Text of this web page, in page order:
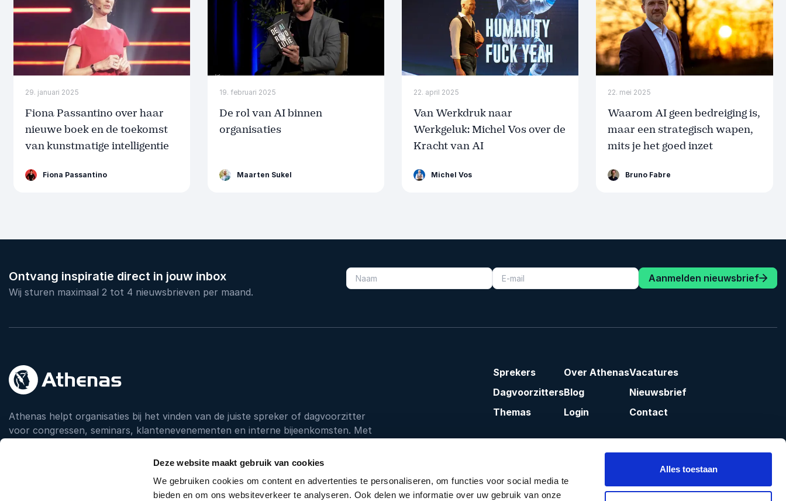
Deze website maakt gebruik van cookies
We gebruiken cookies om content en advertenties te personaliseren, om functies voor social media te
bieden en om ons websiteverkeer te analyseren. Ook delen we informatie over uw gebruik van onze
Alles toestaan
29. januari 2025
Fiona Passantino over haar
nieuwe boek en de toekomst
van kunstmatige intelligentie
Fiona Passantino
19. februari 2025
De rol van AI binnen
organisaties
Maarten Sukel
22. april 2025
Van Werkdruk naar
Werkgeluk: Michel Vos over de
Kracht van AI​
Michel Vos
22. mei 2025
Waarom AI geen bedreiging is,
maar een strategisch wapen,
mits je het goed inzet
Bruno Fabre
Ontvang inspiratie direct in jouw inbox
Wij sturen maximaal 2 tot 4 nieuwsbrieven per maand.
Aanmelden nieuwsbrief
Athenas helpt organisaties bij het vinden van de juiste spreker of dagvoorzitter
voor congressen, seminars, klantenevenementen en interne bijeenkomsten. Met
iedere stap, zodat je met vertrouwen de juiste keuze maakt voor jouw evenement.
Sprekers
Dagvoorzitters
Themas
Over Athenas
Blog
Login
Vacatures
Nieuwsbrief
Contact